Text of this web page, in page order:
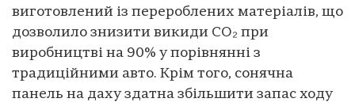
виготовлений із перероблених матеріалів, що
дозволило знизити викиди CO₂ при
виробництві на 90% у порівнянні з
традиційними авто. Крім того, сонячна
панель на даху здатна збільшити запас ходу